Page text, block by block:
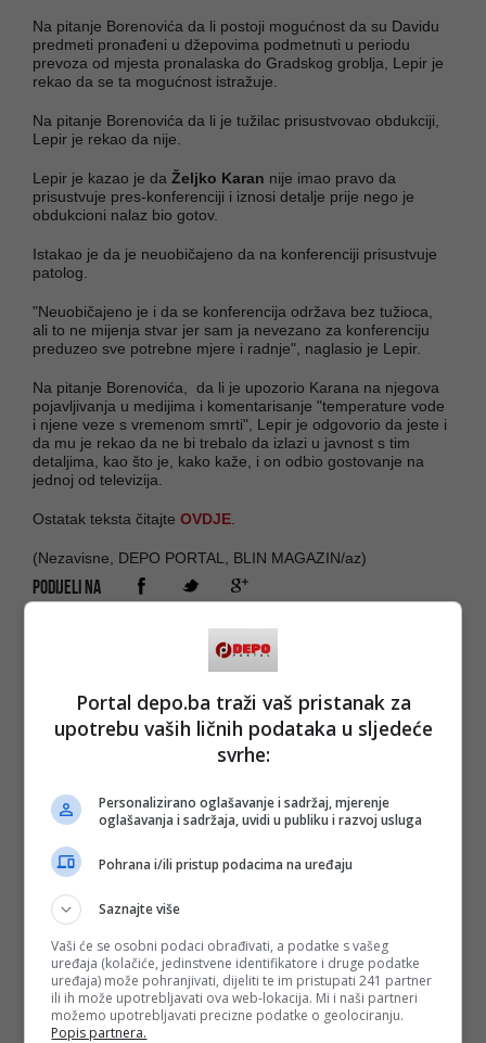
Na pitanje Borenovića da li postoji mogućnost da su Davidu
predmeti pronađeni u džepovima podmetnuti u periodu
prevoza od mjesta pronalaska do Gradskog groblja, Lepir je
rekao da se ta mogućnost istražuje.
Na pitanje Borenovića da li je tužilac prisustvovao obdukciji,
Lepir je rekao da nije.
Lepir je kazao je da Željko Karan nije imao pravo da
prisustvuje pres-konferenciji i iznosi detalje prije nego je
obdukcioni nalaz bio gotov.
Istakao je da je neuobičajeno da na konferenciji prisustvuje
patolog.
"Neuobičajeno je i da se konferencija održava bez tužioca,
ali to ne mijenja stvar jer sam ja nevezano za konferenciju
preduzeo sve potrebne mjere i radnje", naglasio je Lepir.
Na pitanje Borenovića, da li je upozorio Karana na njegova
pojavljivanja u medijima i komentarisanje "temperature vode
i njene veze s vremenom smrti", Lepir je odgovorio da jeste i
da mu je rekao da ne bi trebalo da izlazi u javnost s tim
detaljima, kao što je, kako kaže, i on odbio gostovanje na
jednoj od televizija.
Ostatak teksta čitajte OVDJE
(Nezavisne, DEPO PORTAL, BLIN MAGAZIN/az)
PODIJELI NA
pratite putem društvenih mreža
#Želimir Lepir
odbor
Portal depo.ba traži vaš pristanak za
upotrebu vaših ličnih podataka u sljedeće
svrhe:
Personalizirano oglašavanje i sadržaj, mjerenje
oglašavanja i sadržaja, uvidi u publiku i razvoj usluga
Pohrana i/ili pristup podacima na uređaju
Saznajte više
Vaši će se osobni podaci obrađivati, a podatke s vašeg
uređaja (kolačiće, jedinstvene identifikatore i druge podatke
uređaja) može pohranjivati, dijeliti te im pristupati 241 partner
ili ih može upotrebljavati ova web-lokacija. Mi i naši partneri
možemo upotrebljavati precizne podatke o geolociranju.
Popis partnera.